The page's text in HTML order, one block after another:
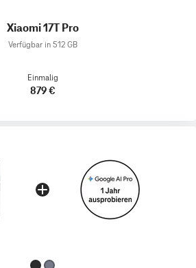
Xiaomi 17T Pro
Verfügbar in 512 GB
Einmalig
879 €